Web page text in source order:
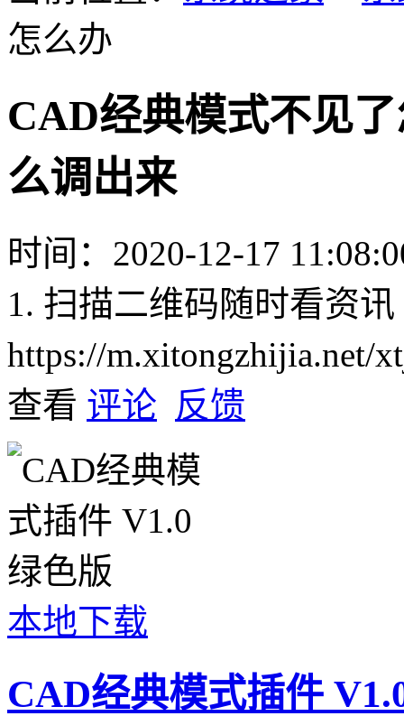
怎么办
CAD经典模式不见
么调出来
时间：2020-12-17
1. 扫描二维码随时看资讯
https://m.xitongzhijia.net/
查看 评论 反馈
本地下载
CAD经典模式插件